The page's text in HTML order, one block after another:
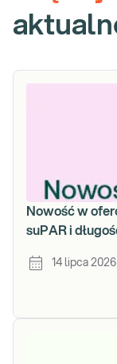
Nowość w
suPAR i
14 lipca 2026